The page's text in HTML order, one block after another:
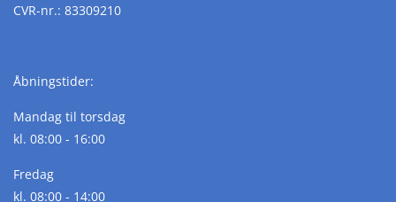
CVR-nr.: 83309210
Åbningstider:
Mandag til torsdag
kl. 08:00 - 16:00
Fredag
kl. 08:00 - 14:00